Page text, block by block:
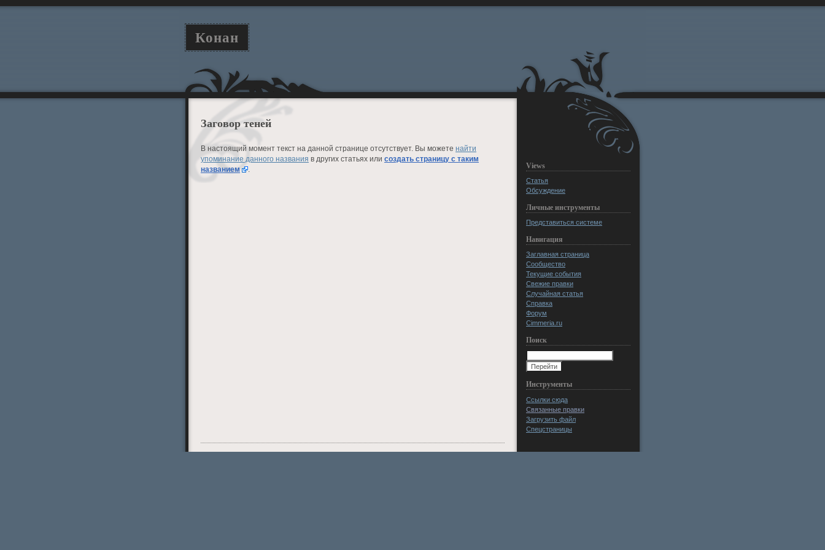
Конан
Заговор теней
В настоящий момент текст на данной странице отсутствует. Вы можете найти
упоминание данного названия в других статьях или создать страницу с таким
названием
Views
Статья
Обсуждение
Личные инструменты
Представиться системе
Навигация
Заглавная страница
Сообщество
Текущие события
Свежие правки
Случайная статья
Справка
Форум
Cimmeria.ru
Поиск
Инструменты
Ссылки сюда
Связанные правки
Загрузить файл
Спецстраницы